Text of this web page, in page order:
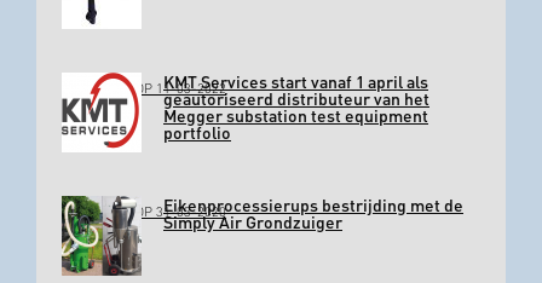
GEPLAATST OP 11-03-2022KMT Services start vanaf 1 april als
geautoriseerd distributeur van het
Megger substation test equipment
portfolio
GEPLAATST OP 31-03-2020Eikenprocessierups bestrijding met de
Simply Air Grondzuiger